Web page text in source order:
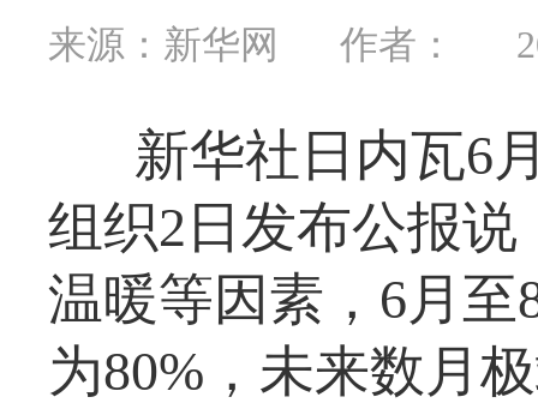
来源：新华网 作者：
新华社日内瓦6
组织2日发布公报
温暖等因素，6月
为80%，未来数月